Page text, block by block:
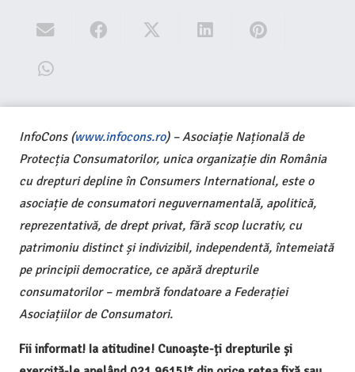
InfoCons (www.infocons.ro) – Asociație Națională de
Protecția Consumatorilor, unica organizație din România
cu drepturi depline în Consumers International, este o
asociație de consumatori neguvernamentală, apolitică,
reprezentativă, de drept privat, fără scop lucrativ, cu
patrimoniu distinct și indivizibil, independentă, întemeiată
pe principii democratice, ce apără drepturile
consumatorilor – membră fondatoare a Federației
Asociațiilor de Consumatori.
Fii informat! Ia atitudine! Cunoaște-ți drepturile și